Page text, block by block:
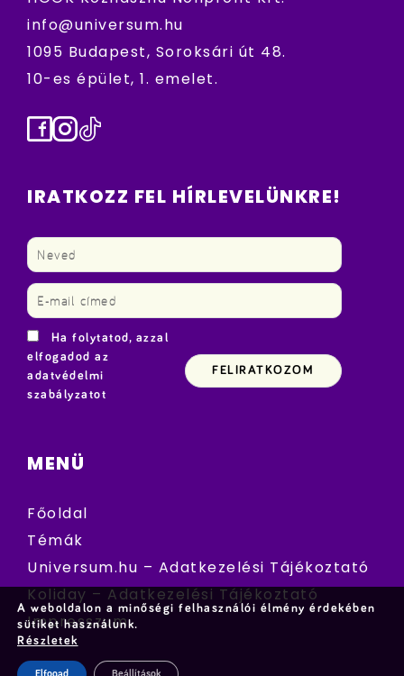
info@universum.hu
1095 Budapest, Soroksári út 48.
10-es épület, 1. emelet.
Facebook
Instagram
TikTok
IRATKOZZ FEL HÍRLEVELÜNKRE!
Ha folytatod, azzal
elfogadod az
adatvédelmi
szabályzatot
MENÜ
Főoldal
Témák
Universum.hu – Adatkezelési Tájékoztató
Koliday – Adatkezelési Tájékoztató
Impresszum
A weboldalon a minőségi felhasználói élmény érdekében
sütiket használunk.
Részletek